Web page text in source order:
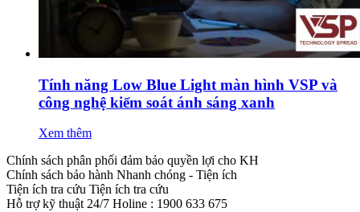
Tính năng Low Blue Light màn hình VSP và
công nghệ kiểm soát ánh sáng xanh
Xem thêm
Chính sách phân phối đảm bảo quyền lợi cho KH
Chính sách bảo hành Nhanh chóng - Tiện ích
Tiện ích tra cứu Tiện ích tra cứu
Hỗ trợ kỹ thuật 24/7 Holine : 1900 633 675